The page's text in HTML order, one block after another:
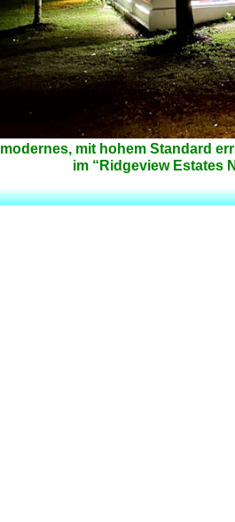
modernes, mit hohem Standard
im “Ridgeview Estates